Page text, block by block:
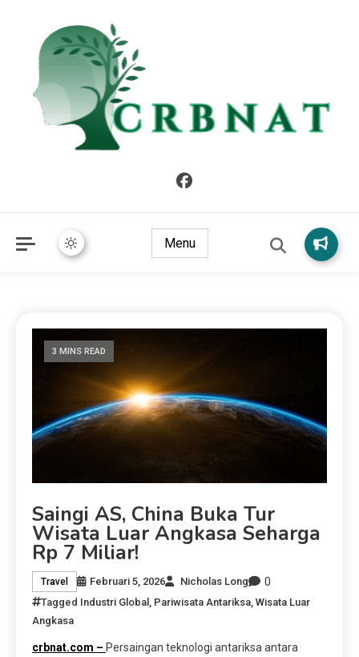
Menu
3 MINS READ
Saingi AS, China Buka Tur
Wisata Luar Angkasa Seharga
Rp 7 Miliar!
Travel Februari 5, 2026 Nicholas Long 0
Tagged Industri Global Pariwisata Antariksa Wisata Luar
Angkasa
crbnat.com – Persaingan teknologi antariksa antara